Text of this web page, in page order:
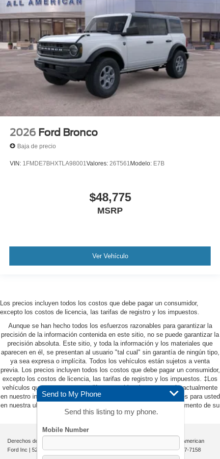
2026 Ford Bronco
Baja de precio
VIN: 1FMDE7BHXTLA98001 Valores: 26T561 Modelo: E7B
$48,775
MSRP
Ver Vehículo
Los precios incluyen todos los costos que debe pagar un consumidor,
excepto los costos de licencia, las tarifas de registro y los impuestos.
Aunque se han hecho todos los esfuerzos razonables para garantizar la
precisión de la información contenida en este sitio, no se puede garantizar la
precisión absoluta. Este sitio, y toda la información y los materiales que
aparecen en él, se presentan al usuario "tal cual" sin garantía de ningún tipo,
ya sea expresa o implícita. Todos los vehículos están sujetos a venta
previa. Los precios incluyen todos los costos que debe pagar un consumidor,
excepto los costos de licencia, las tarifas de registro y los impuestos. ‡Los
vehículos que se muestran en diferentes ubicaciones no están actualmente
en nuestro inventario (no en stock), pero pueden estar disponibles para usted
en nuestra ubicación dentro de una fecha razonable desde el momento de su
solicitud, que no exceda una semana.
Derechos de autor © 2026
| All American
Ford Inc
520 River Street,Hackensack,NJ07601-5907| Ventas:201-957-7158
Send to My Phone
Send this listing to my phone.